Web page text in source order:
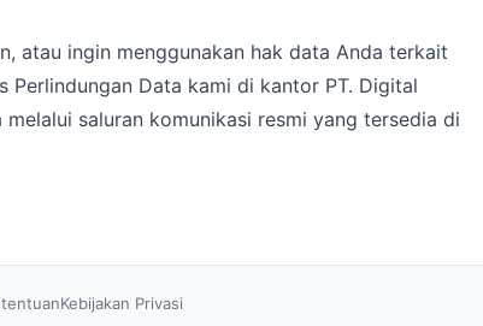
atau ingin menggunakan hak data Anda terkait
Perlindungan Data kami di kantor PT. Digital
saluran komunikasi resmi yang tersedia di
Kebijakan Privasi